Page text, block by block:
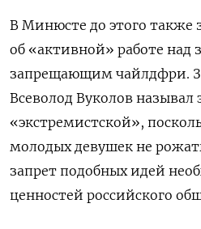
В Минюсте до этого также
об «активной» работе над
запрещающим чайлдфри.
Всеволод Вуколов называл
«экстремистской»,
молодых девушек не
запрет подобных идей
ценностей российского